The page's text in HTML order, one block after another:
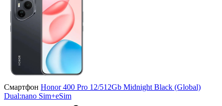
Смартфон Honor 400 Pro 12/512Gb Midnight Black (Global)
Dual:nano Sim+eSim